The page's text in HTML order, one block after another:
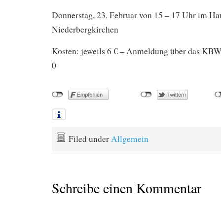
Donnerstag, 23. Februar von 15 – 17 Uhr im
Niederbergkirchen
Kosten: jeweils 6 € – Anmeldung über das
0
Filed underAllgemein
Schreibe einen Kommentar